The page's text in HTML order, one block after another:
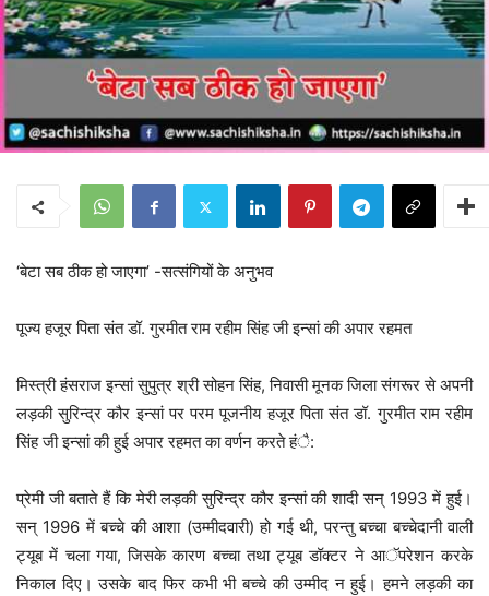
‘बेटा सब ठीक हो जाएगा’ -सत्संगियों के अनुभव
पूज्य हजूर पिता संत डॉ. गुरमीत राम रहीम सिंह जी इन्सां की अपार रहमत
मिस्त्री हंसराज इन्सां सुपुत्र श्री सोहन सिंह, निवासी मूनक जिला संगरूर से अपनी
लड़की सुरिन्द्र कौर इन्सां पर परम पूजनीय हजूर पिता संत डॉ. गुरमीत राम रहीम
सिंह जी इन्सां की हुई अपार रहमत का वर्णन करते हंै:
प्रेमी जी बताते हैं कि मेरी लड़की सुरिन्द्र कौर इन्सां की शादी सन् 1993 में हुई।
सन् 1996 में बच्चे की आशा (उम्मीदवारी) हो गई थी, परन्तु बच्चा बच्चेदानी वाली
ट्यूब में चला गया, जिसके कारण बच्चा तथा ट्यूब डॉक्टर ने आॅपरेशन करके
निकाल दिए। उसके बाद फिर कभी भी बच्चे की उम्मीद न हुई। हमने लड़की का